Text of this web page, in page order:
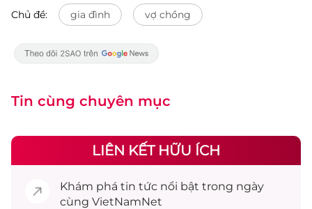
Chủ đề: gia đình vợ chồng
Tin cùng chuyên mục
LIÊN KẾT HỮU ÍCH
Khám phá tin tức nổi bật trong ngày
cùng VietNamNet